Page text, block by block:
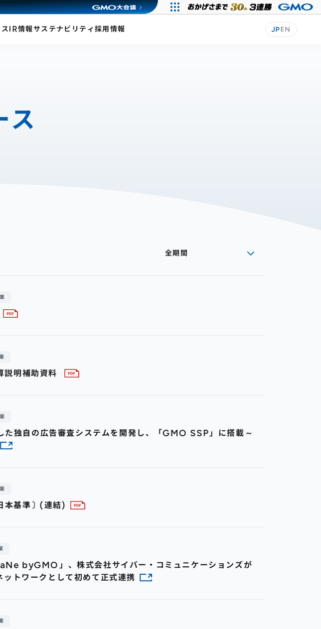
IR情報サステナビリティ採用情報 JPEN
ス
全期間
明補助資料
独自の広告審査システムを開発し、「GMO SSP」に搭載～
本基準〕(連結)
byGMO」、株式会社サイバー・コミュニケーションズが
トワークとして初めて正式連携